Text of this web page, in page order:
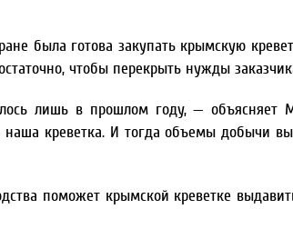
была готова закупать крымскую
чтобы перекрыть нужды
лишь в прошлом году, — объясняет
креветка. И тогда объемы добычи
поможет крымской креветке